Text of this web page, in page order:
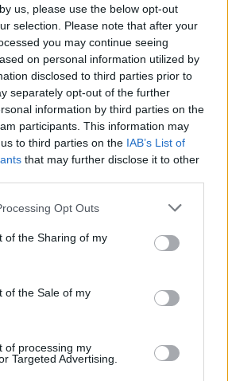
us, please use the below opt-out
selection. Please note that after your
you may continue seeing
on personal information utilized by
disclosed to third parties prior to
separately opt-out of the further
information by third parties on the
participants. This information may
to third parties on the IAB’s List of
that may further disclose it to other
Opt Outs
of the Sharing of my
of the Sale of my
of processing my
Targeted Advertising.
στη μη χρήση κράνους».
πρόγραμμα που
ελέγχους για αναβάτες
τρίτροχων οχημάτων,
χωρίς κουβούκλιο, καθώς και
τη βελτίωση της οδικής ασφάλειας
ζωής όλων των πολιτών.